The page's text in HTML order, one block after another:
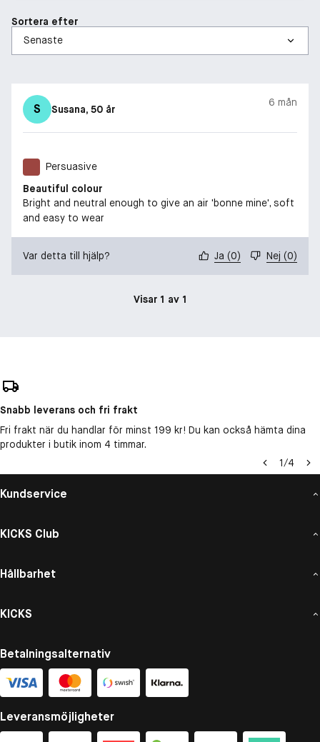
Sortera efter
S Susana, 50 år
6 mån
Persuasive
Beautiful colour
Bright and neutral enough to give an air 'bonne mine', soft
and easy to wear
Var detta till hjälp? Ja (0) Nej (0)
Visar 1 av 1
Snabb leverans och fri frakt
Fri frakt när du handlar för minst 199 kr! Du kan också hämta dina
produkter i butik inom 4 timmar.
1/4
Kundservice
KICKS Club
Hållbarhet
KICKS
Betalningsalternativ
Leveransmöjligheter